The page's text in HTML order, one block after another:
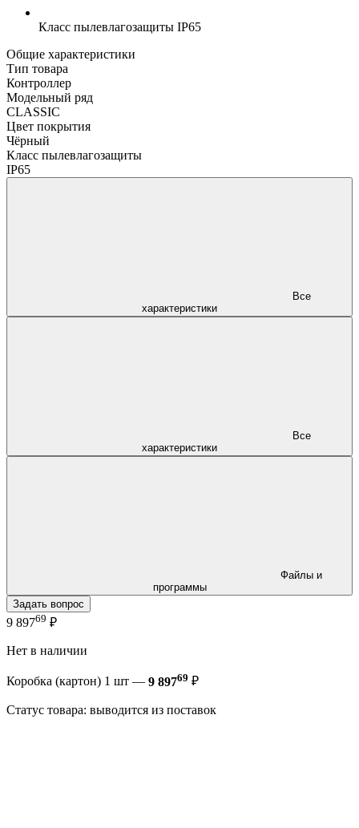
Класс пылевлагозащиты IP65
Общие характеристики
Тип товара
Контроллер
Модельный ряд
CLASSIC
Цвет покрытия
Чёрный
Класс пылевлагозащиты
IP65
характеристики
характеристики
программы
Задать вопрос
9 89769 ₽
Нет в наличии
Коробка (картон) 1 шт — 9 89769 ₽
Статус товара: выводится из поставок